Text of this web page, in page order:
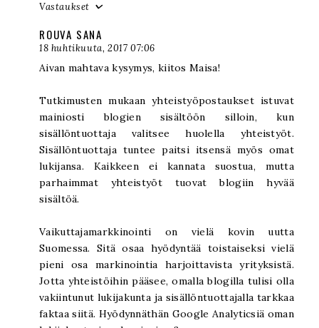
Vastaukset
ROUVA SANA
18 huhtikuuta, 2017 07:06
Aivan mahtava kysymys, kiitos Maisa!
Tutkimusten mukaan yhteistyöpostaukset istuvat
mainiosti blogien sisältöön silloin, kun
sisällöntuottaja valitsee huolella yhteistyöt.
Sisällöntuottaja tuntee paitsi itsensä myös omat
lukijansa. Kaikkeen ei kannata suostua, mutta
parhaimmat yhteistyöt tuovat blogiin hyvää
sisältöä.
Vaikuttajamarkkinointi on vielä kovin uutta
Suomessa. Sitä osaa hyödyntää toistaiseksi vielä
pieni osa markinointia harjoittavista yrityksistä.
Jotta yhteistöihin pääsee, omalla blogilla tulisi olla
vakiintunut lukijakunta ja sisällöntuottajalla tarkkaa
faktaa siitä. Hyödynnäthän Google Analyticsiä oman